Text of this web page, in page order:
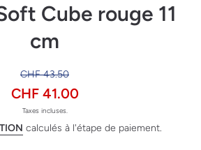
Cube rouge 11
cm
CHF 43.50
CHF 41.00
Taxes incluses.
calculés à l'étape de paiement.